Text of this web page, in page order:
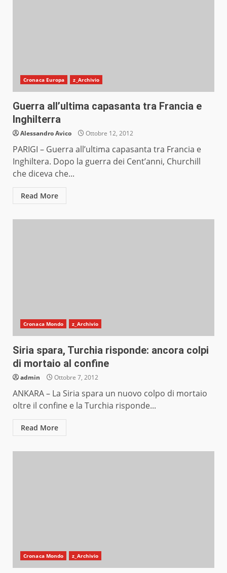
Cronaca Europa z_Archivio
Guerra all’ultima capasanta tra Francia e
Inghilterra
Alessandro Avico Ottobre 12, 2012
PARIGI – Guerra all’ultima capasanta tra Francia e
Inghiltera. Dopo la guerra dei Cent’anni, Churchill
che diceva che...
Read More
Cronaca Mondo z_Archivio
Siria spara, Turchia risponde: ancora colpi
di mortaio al confine
admin Ottobre 7, 2012
ANKARA – La Siria spara un nuovo colpo di mortaio
oltre il confine e la Turchia risponde...
Read More
Cronaca Mondo z_Archivio